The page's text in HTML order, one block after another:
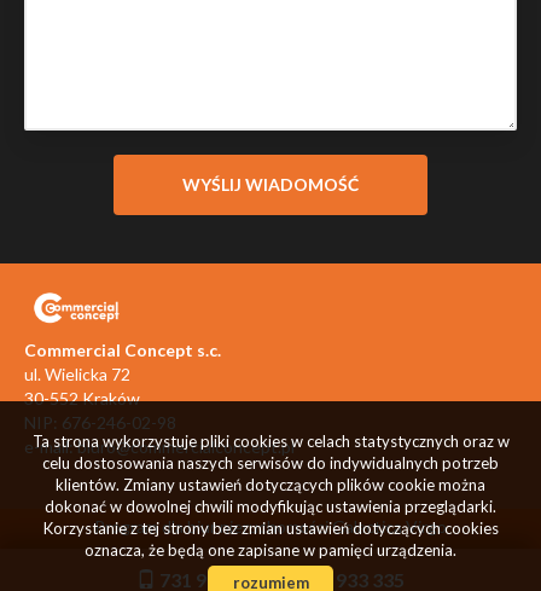
731 933 334 731 933 335
Commercial Concept s.c.
ul. Wielicka 72
30-552 Kraków
NIP: 676-246-02-98
e-mail:biuro@commercialconcept.pl
Program dla biur nieruchomościGalactica Virgo
Ta strona wykorzystuje pliki cookies w celach statystycznych oraz w
celu dostosowania naszych serwisów do indywidualnych potrzeb
klientów. Zmiany ustawień dotyczących plików cookie można
dokonać w dowolnej chwili modyfikując ustawienia przeglądarki.
Korzystanie z tej strony bez zmian ustawień dotyczących cookies
oznacza, że będą one zapisane w pamięci urządzenia.
rozumiem